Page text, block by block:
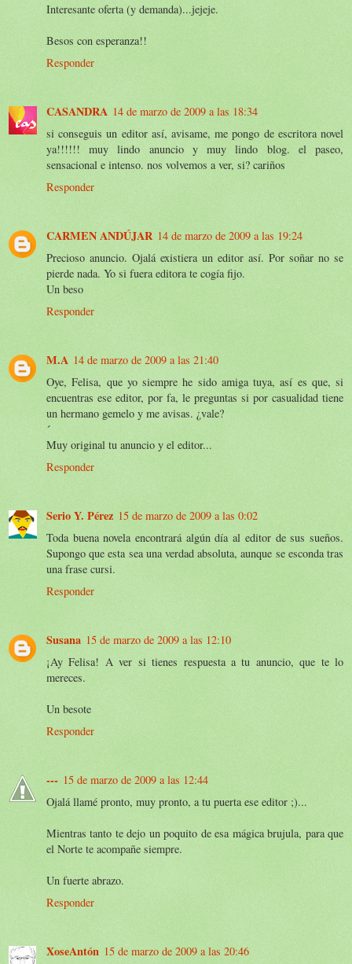
Interesante oferta (y demanda)...jejeje.
Besos con esperanza!!
Responder
CASANDRA 14 de marzo de 2009 a las 18:34
si conseguis un editor así, avisame, me pongo de escritora novel
ya!!!!!! muy lindo anuncio y muy lindo blog. el paseo,
sensacional e intenso. nos volvemos a ver, si? cariños
Responder
CARMEN ANDÚJAR 14 de marzo de 2009 a las 19:24
Precioso anuncio. Ojalá existiera un editor así. Por soñar no se
pierde nada. Yo si fuera editora te cogía fijo.
Un beso
Responder
M.A 14 de marzo de 2009 a las 21:40
Oye, Felisa, que yo siempre he sido amiga tuya, así es que, si
encuentras ese editor, por fa, le preguntas si por casualidad tiene
un hermano gemelo y me avisas. ¿vale?
´
Muy original tu anuncio y el editor...
Responder
Serio Y. Pérez 15 de marzo de 2009 a las 0:02
Toda buena novela encontrará algún día al editor de sus sueños.
Supongo que esta sea una verdad absoluta, aunque se esconda tras
una frase cursi.
Responder
Susana 15 de marzo de 2009 a las 12:10
¡Ay Felisa! A ver si tienes respuesta a tu anuncio, que te lo
mereces.
Un besote
Responder
--- 15 de marzo de 2009 a las 12:44
Ojalá llamé pronto, muy pronto, a tu puerta ese editor ;)...
Mientras tanto te dejo un poquito de esa mágica brujula, para que
el Norte te acompañe siempre.
Un fuerte abrazo.
Responder
XoseAntón 15 de marzo de 2009 a las 20:46